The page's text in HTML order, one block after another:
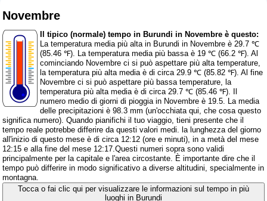
Novembre
Il tipico (normale) tempo in Burundi in Novembre è questo:
La temperatura media più alta in Burundi in Novembre è 29.7 ℃
(85.46 ℉). La temperatura media più bassa è 19 ℃ (66.2 ℉). Al
cominciando Novembre ci si può aspettare più alta temperature,
la temperatura più alta media è di circa 29.9 ℃ (85.82 ℉). Al fine
Novembre ci si può aspettare più bassa temperature, la
temperatura più alta media è di circa 29.7 ℃ (85.46 ℉). Il
numero medio di giorni di pioggia in Novembre è 19.5. La media
delle precipitazioni è 98.3 mm (un'occhiata qui, che cosa questo
significa numero). Quando pianifichi il tuo viaggio, tieni presente che il
tempo reale potrebbe differire da questi valori medi. la lunghezza del giorno
all'inizio di questo mese è di circa 12:12 (ore e minuti), in a metà del mese
12:15 e alla fine del mese 12:17.Questi numeri sopra sono validi
principalmente per la capitale e l'area circostante. È importante dire che il
tempo può differire in modo significativo a diverse altitudini, specialmente in
montagna.
Tocca o fai clic qui per visualizzare le informazioni sul tempo in più
luoghi in Burundi